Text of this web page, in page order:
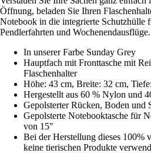
Öffnung, beladen Sie Ihren
Notebook in die integrierte Schutzhülle
Pendlerfahrten und Wochenendausflüge.
In unserer Farbe Sunday Grey
Hauptfach mit Fronttasche mit
Flaschenhalter
Höhe: 43 cm, Breite: 32 cm,
Hergestellt aus 60 % Nylon und
Gepolsterter Rücken, Boden und
Gepolsterte Notebooktasche für
von 15"
Bei der Herstellung dieses 100%
keine tierischen Produkte